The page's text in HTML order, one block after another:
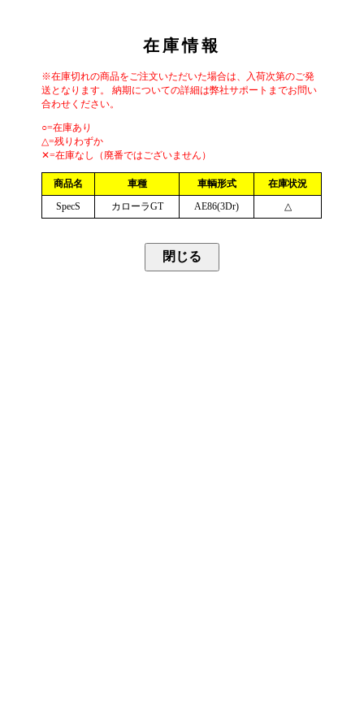
在庫情報
※在庫切れの商品をご注文いただいた場合は、入荷次第のご発
送となります。 納期についての詳細は弊社サポートまでお問い
合わせください。
○=在庫あり
△=残りわずか
✕=在庫なし（廃番ではございません）
商品名 車種 車輌形式
在庫状況
SpecS
カローラGT AE86(3Dr) △